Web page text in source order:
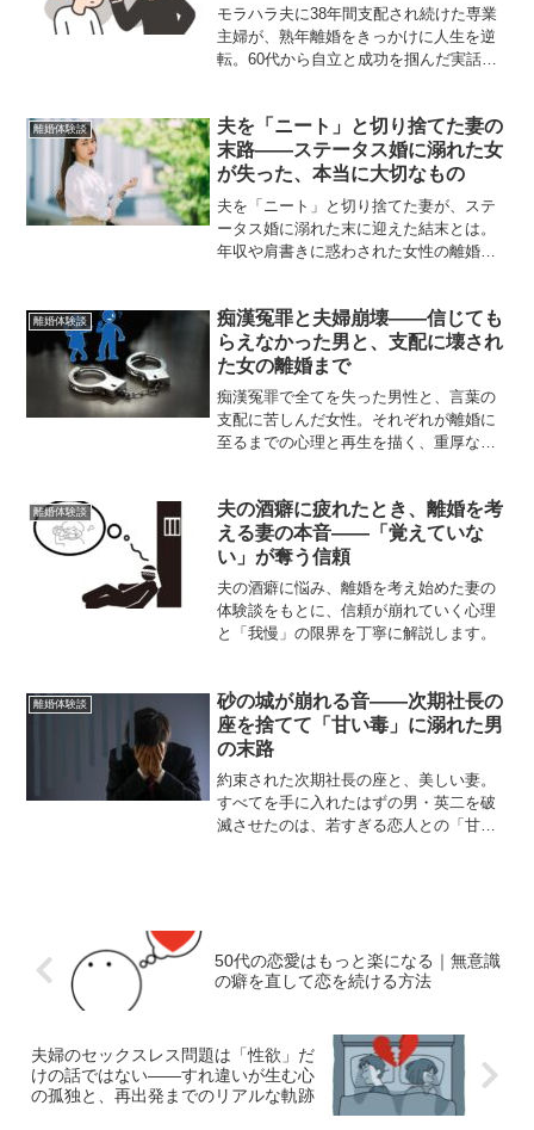
モラハラ夫に38年間支配され続けた専業
主婦が、熟年離婚をきっかけに人生を逆
転。60代から自立と成功を掴んだ実話か
離婚体験談
夫を「ニート」と切り捨てた妻の
末路――ステータス婚に溺れた女
が失った、本当に大切なもの
夫を「ニート」と切り捨てた妻が、ステ
ータス婚に溺れた末に迎えた結末とは。
年収や肩書きに惑わされた女性の離婚体
離婚体験談
痴漢冤罪と夫婦崩壊――信じても
らえなかった男と、支配に壊され
た女の離婚まで
痴漢冤罪で全てを失った男性と、言葉の
支配に苦しんだ女性。それぞれが離婚に
至るまでの心理と再生を描く、重厚な体
離婚体験談
夫の酒癖に疲れたとき、離婚を考
える妻の本音――「覚えていな
い」が奪う信頼
夫の酒癖に悩み、離婚を考え始めた妻の
体験談をもとに、信頼が崩れていく心理
と「我慢」の限界を丁寧に解説します。
離婚体験談
砂の城が崩れる音――次期社長の
座を捨てて「甘い毒」に溺れた男
の末路
約束された次期社長の座と、美しい妻。
すべてを手に入れたはずの男・英二を破
滅させたのは、若すぎる恋人との「甘い
50代の恋愛はもっと楽になる｜無意識
の癖を直して恋を続ける方法
夫婦のセックスレス問題は「性欲」だ
けの話ではない——すれ違いが生む心
の孤独と、再出発までのリアルな軌跡